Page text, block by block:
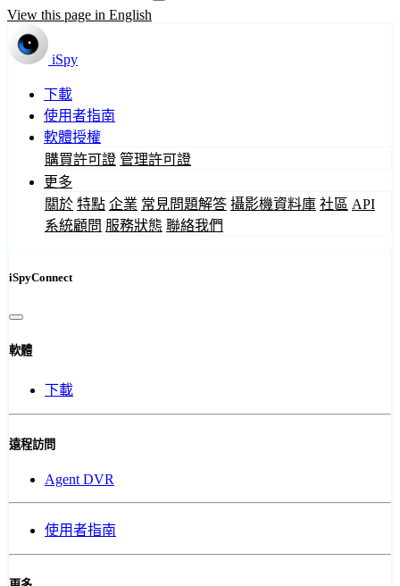
View this page in English
iSpy
下載
使用者指南
軟體授權
購買許可證 管理許可證
更多
關於 特點 企業 常見問題解答 攝影機資料庫 社區 API
系統顧問 服務狀態 聯絡我們
iSpyConnect
軟體
下載
遠程訪問
Agent DVR
使用者指南